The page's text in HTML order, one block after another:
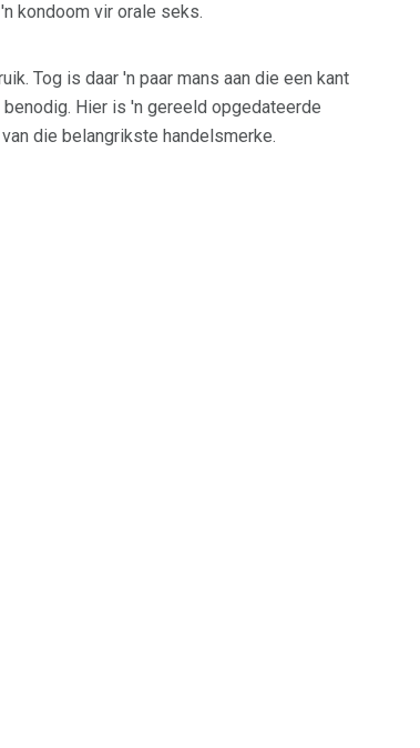
kondoom vir orale seks.
Tog is daar 'n paar mans aan die een kant
Hier is 'n gereeld opgedateerde
die belangrikste handelsmerke.